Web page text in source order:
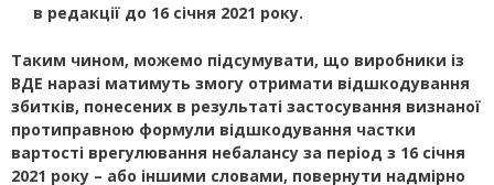
в редакції до 16 січня 2021 року.
Таким чином, можемо підсумувати, що виробники із
ВДЕ наразі матимуть змогу отримати відшкодування
збитків, понесених в результаті застосування визнаної
протиправною формули відшкодування частки
вартості врегулювання небалансу за період з 16 січня
2021 року – або іншими словами, повернути надмірно